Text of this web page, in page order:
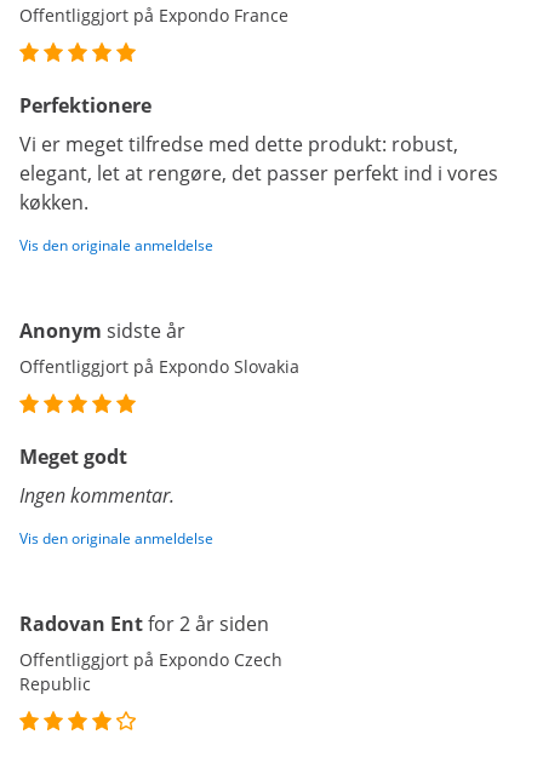
Offentliggjort på Expondo France
Perfektionere
Vi er meget tilfredse med dette produkt: robust,
elegant, let at rengøre, det passer perfekt ind i vores
køkken.
Vis den originale anmeldelse
Anonym sidste år
Offentliggjort på Expondo Slovakia
Meget godt
Ingen kommentar.
Vis den originale anmeldelse
Radovan Entfor 2 år siden
Offentliggjort på Expondo Czech
Republic